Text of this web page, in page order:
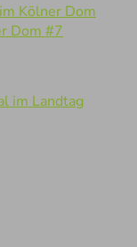
Kölner Dom
Dom #7
im Landtag